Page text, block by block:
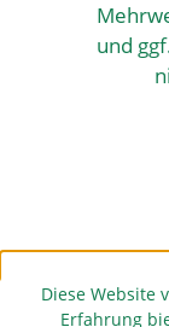
und
Diese Website
Erfahrung